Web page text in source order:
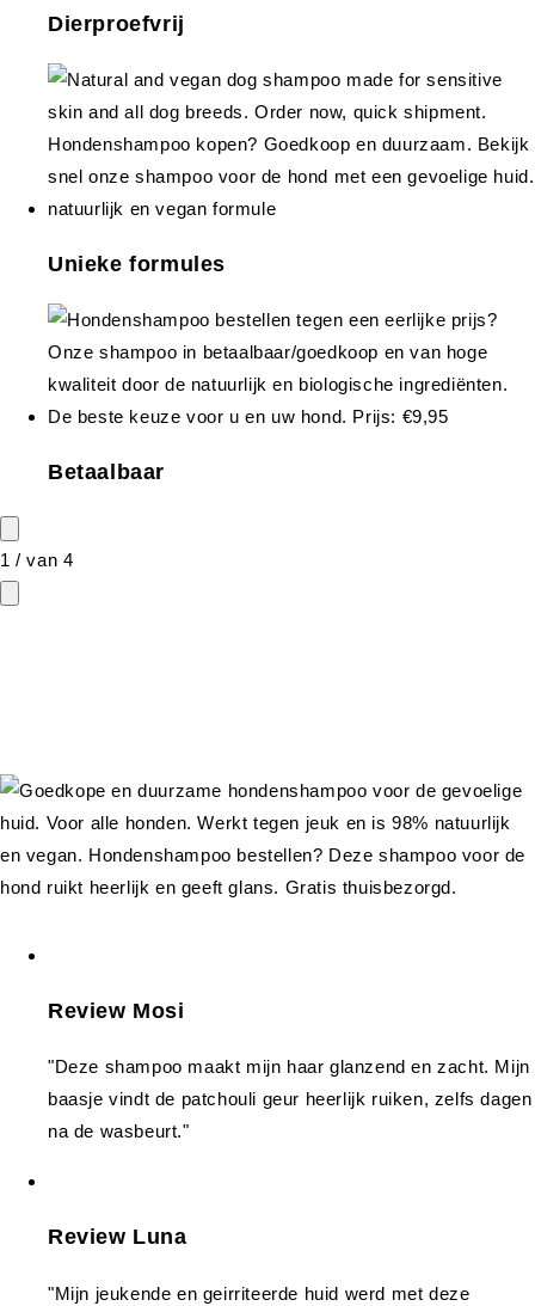
Dierproefvrij
Unieke formules
Betaalbaar
1 /van 4
Review Mosi
"Deze shampoo maakt mijn haar glanzend en zacht. Mijn
baasje vindt de patchouli geur heerlijk ruiken, zelfs dagen
na de wasbeurt."
Review Luna
"Mijn jeukende en geirriteerde huid werd met deze